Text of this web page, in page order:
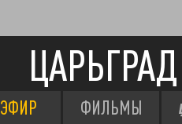
ЦАРЬГРАД
ЭФИР ФИЛЬМЫ